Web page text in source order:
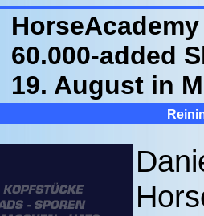
60.000-added
19. August in